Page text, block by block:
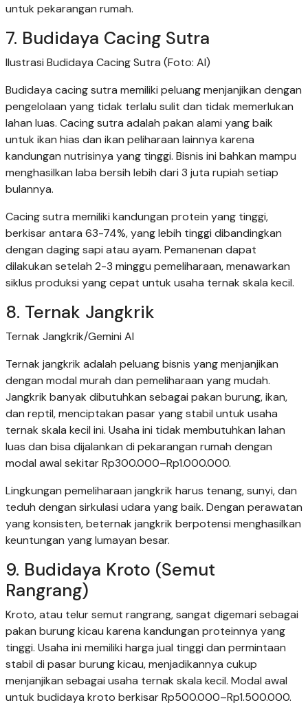
untuk pekarangan rumah.
7. Budidaya Cacing Sutra
Ilustrasi Budidaya Cacing Sutra (Foto: AI)
Budidaya cacing sutra memiliki peluang menjanjikan dengan
pengelolaan yang tidak terlalu sulit dan tidak memerlukan
lahan luas. Cacing sutra adalah pakan alami yang baik
untuk ikan hias dan ikan peliharaan lainnya karena
kandungan nutrisinya yang tinggi. Bisnis ini bahkan mampu
menghasilkan laba bersih lebih dari 3 juta rupiah setiap
bulannya.
Cacing sutra memiliki kandungan protein yang tinggi,
berkisar antara 63-74%, yang lebih tinggi dibandingkan
dengan daging sapi atau ayam. Pemanenan dapat
dilakukan setelah 2-3 minggu pemeliharaan, menawarkan
siklus produksi yang cepat untuk usaha ternak skala kecil.
8. Ternak Jangkrik
Ternak Jangkrik/Gemini AI
Ternak jangkrik adalah peluang bisnis yang menjanjikan
dengan modal murah dan pemeliharaan yang mudah.
Jangkrik banyak dibutuhkan sebagai pakan burung, ikan,
dan reptil, menciptakan pasar yang stabil untuk usaha
ternak skala kecil ini. Usaha ini tidak membutuhkan lahan
luas dan bisa dijalankan di pekarangan rumah dengan
modal awal sekitar Rp300.000–Rp1.000.000.
Lingkungan pemeliharaan jangkrik harus tenang, sunyi, dan
teduh dengan sirkulasi udara yang baik. Dengan perawatan
yang konsisten, beternak jangkrik berpotensi menghasilkan
keuntungan yang lumayan besar.
9. Budidaya Kroto (Semut
Rangrang)
Kroto, atau telur semut rangrang, sangat digemari sebagai
pakan burung kicau karena kandungan proteinnya yang
tinggi. Usaha ini memiliki harga jual tinggi dan permintaan
stabil di pasar burung kicau, menjadikannya cukup
menjanjikan sebagai usaha ternak skala kecil. Modal awal
untuk budidaya kroto berkisar Rp500.000–Rp1.500.000.